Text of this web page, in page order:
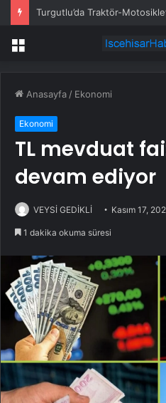
Turgutlu’da Traktör-Motosiklet
Menü
Anasayfa / Ekonomi
Ekonomi
TL mevduat
devam ediyor
VEYSİ GEDİKLİ Kasım 17,
1 dakika okuma süresi